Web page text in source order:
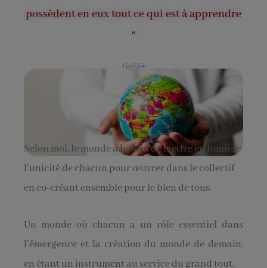
possèdent en eux tout ce qui est à apprendre
"
Galilée
Selon moi, le monde a besoin de mettre en lumière
l’unicité de chacun pour œuvrer dans le collectif
en co-créant ensemble pour le bien de tous.
Un monde où chacun a un rôle essentiel dans
l’émergence et la création du monde de demain,
en étant un instrument au service du grand tout.